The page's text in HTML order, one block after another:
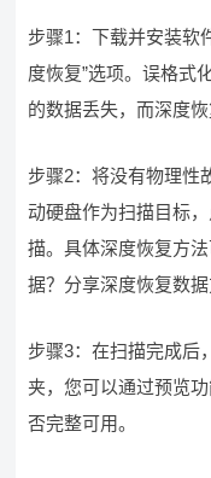
步骤1：下载并安装软
度恢复”选项。误格式
的数据丢失，而深度
步骤2：将没有物理性
动硬盘作为扫描目标
描。具体深度恢复方
据？分享深度恢复数
步骤3：在扫描完成后
夹，您可以通过预览
否完整可用。